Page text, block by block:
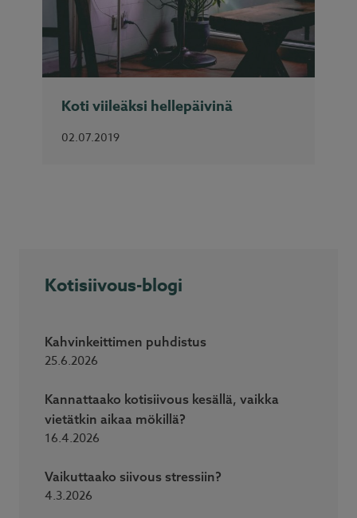
Koti viileäksi hellepäivinä
02.07.2019
Kotisiivous-blogi
Kahvinkeittimen puhdistus
25.6.2026
Kannattaako kotisiivous kesällä, vaikka
vietätkin aikaa mökillä?
16.4.2026
Vaikuttaako siivous stressiin?
4.3.2026